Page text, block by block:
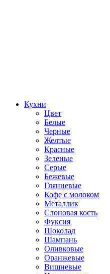
Кухни
Цвет
Белые
Черные
Желтые
Красные
Зеленые
Серые
Бежевые
Глянцевые
Кофе с молоком
Металлик
Слоновая кость
Фуксия
Шоколад
Шампань
Оливковые
Оранжевые
Вишневые